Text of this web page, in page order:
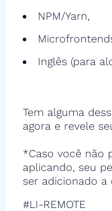
NPM/Yarn,
Inglês (para
Tem alguma
agora e revele
*Caso você não
aplicando, seu
ser adicionado
#LI-REMOTE